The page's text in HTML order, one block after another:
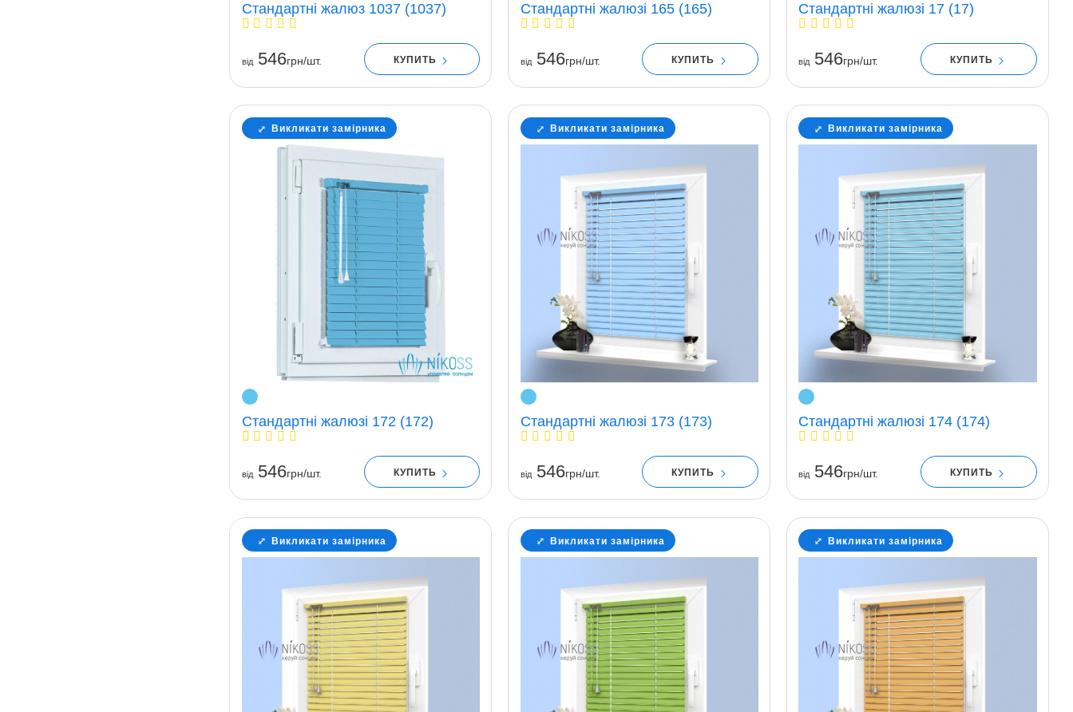
Стандартні жалюз 1037 (1037)
вiд546грн/шт. КУПИТЬ
Стандартні жалюзі 165 (165)
вiд546грн/шт. КУПИТЬ
Стандартні жалюзі 17 (17)
вiд546грн/шт. КУПИТЬ
Викликати замірника
Стандартні жалюзі 172 (172)
вiд546грн/шт. КУПИТЬ
Викликати замірника
Стандартні жалюзі 173 (173)
вiд546грн/шт. КУПИТЬ
Викликати замірника
Стандартні жалюзі 174 (174)
вiд546грн/шт. КУПИТЬ
Викликати замірника Викликати замірника Викликати замірника